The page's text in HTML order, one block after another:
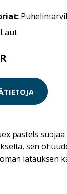
Laut
pastels
sen
latauksen